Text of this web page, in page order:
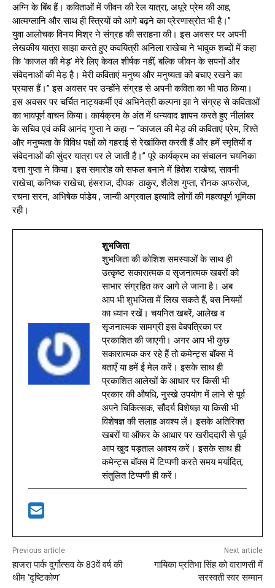
अग्नि के बिंब हैं। कविताओं में जीवन की रेल यात्रा, अधूरे प्रेम की आह,
आत्मग्लानि और साथ ही स्त्रियों को आगे बढ़ने का प्रेरणास्रोत भी है।”
युवा आलोचक विनय मिश्र ने संग्रह की सराहना की। इस अवसर पर अपनी
लेखकीय यात्रा साझा करते हुए कवयित्री अनिला राखेचा ने भावुक शब्दों में कहा
कि ‘काजल की मेड़’ मेरे लिए केवल शीर्षक नहीं, बल्कि जीवन के सपनों और
संवेदनाओं की मेड़ है। मेरी कविताएं मनुष्य और मनुष्यता को बचाए रखने का
प्रयास हैं।” इस अवसर पर उन्होंने संग्रह से अपनी कविता का भी पाठ किया।
इस अवसर पर चर्चित नाट्यकर्मी एवं अभिनेत्री कल्पना झा ने संग्रह से कविताओं
का भावपूर्ण वाचन किया। कार्यक्रम के अंत में धन्यवाद ज्ञापन करते हुए नीलांबर
के सचिव एवं कवि आनंद गुप्ता ने कहा – “काजल की मेड़ की कविताएं प्रेम, रिश्ते
और मनुष्यता के विविध पक्षों को गहराई से रेखांकित करती हैं और हमें स्मृतियों व
संवेदनाओं की सुंदर यात्रा पर ले जाती हैं।” पूरे कार्यक्रम का संचालन चयनिका
दत्ता गुप्ता ने किया। इस समारोह को सफल बनाने में हितेश राखेचा, सावनी
राखेचा, कनिष्क राखेचा, हंसराज, दीपक ठाकुर, शैलेश गुप्ता, रौनक अफरोज,
रचना सरन, अभिषेक पांडेय , जान्वी अग्रवाल इत्यादि लोगों की महत्वपूर्ण भूमिका
रही।
शुभजिता
शुभजिता की कोशिश समस्याओं के साथ ही
उत्कृष्ट सकारात्मक व सृजनात्मक खबरों को
साभार संग्रहित कर आगे ले जाना है। अब
आप भी शुभजिता में लिख सकते हैं, बस नियमों
का ध्यान रखें। चयनित खबरें, आलेख व
सृजनात्मक सामग्री इस वेबपत्रिका पर
प्रकाशित की जाएगी। अगर आप भी कुछ
सकारात्मक कर रहे हैं तो कमेन्ट्स बॉक्स में
बताएँ या हमें ई मेल करें। इसके साथ ही
प्रकाशित आलेखों के आधार पर किसी भी
प्रकार की औषधि, नुस्खे उपयोग में लाने से पूर्व
अपने चिकित्सक, सौंदर्य विशेषज्ञ या किसी भी
विशेषज्ञ की सलाह अवश्य लें। इसके अतिरिक्त
खबरों या ऑफर के आधार पर खरीददारी से पूर्व
आप खुद पड़ताल अवश्य करें। इसके साथ ही
कमेन्ट्स बॉक्स में टिप्पणी करते समय मर्यादित,
संतुलित टिप्पणी ही करें।
Previous article
हाजरा पार्क दुर्गोत्सव के 83वें वर्ष की
थीम ‘दृष्टिकोण’
Next article
गायिका प्रतिभा सिंह को वाराणसी में
सरस्वती स्वर सम्मान